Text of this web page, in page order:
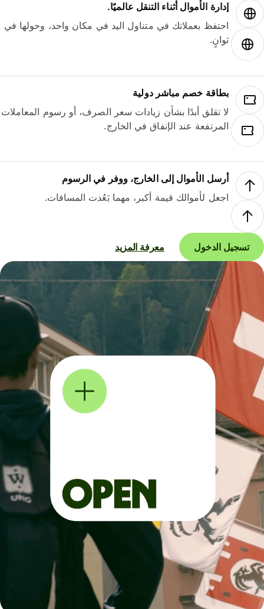
إدارة الأموال أثناء التنقل عالميًا.
احتفظ بعملاتك في متناول اليد في مكان واحد، وحولها في
ثوانٍ.
بطاقة خصم مباشر دولية
لا تقلق أبدًا بشأن زيادات سعر الصرف، أو رسوم المعاملات
المرتفعة عند الإنفاق في الخارج.
أرسل الأموال إلى الخارج، ووفر في الرسوم
اجعل لأموالك قيمة أكبر، مهما بَعُدت المسافات.
تسجيل الدخول معرفة المزيد